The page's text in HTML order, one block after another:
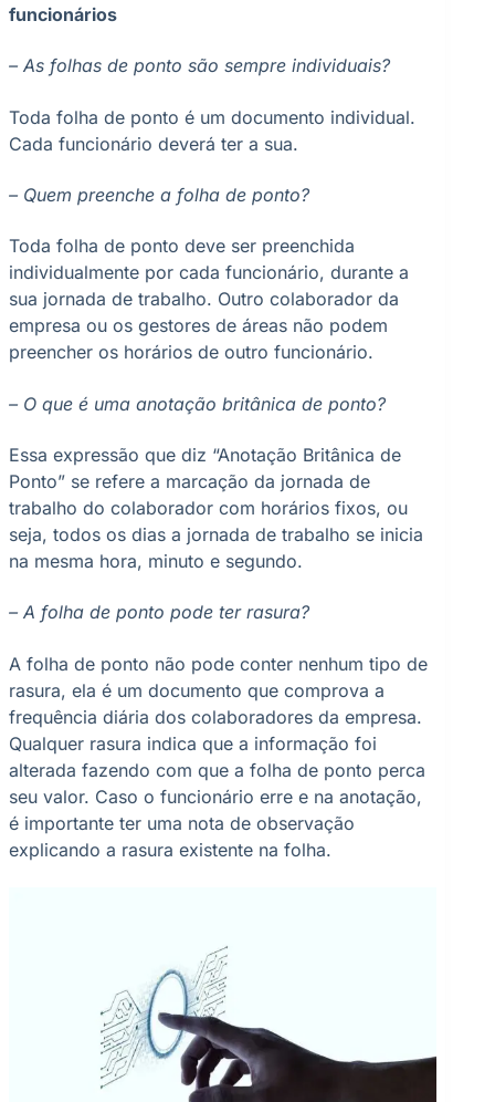
funcionários
– As folhas de ponto são sempre individuais?
Toda folha de ponto é um documento individual.
Cada funcionário deverá ter a sua.
– Quem preenche a folha de ponto?
Toda folha de ponto deve ser preenchida
individualmente por cada funcionário, durante a
sua jornada de trabalho. Outro colaborador da
empresa ou os gestores de áreas não podem
preencher os horários de outro funcionário.
– O que é uma anotação britânica de ponto?
Essa expressão que diz “Anotação Britânica de
Ponto” se refere a marcação da jornada de
trabalho do colaborador com horários fixos, ou
seja, todos os dias a jornada de trabalho se inicia
na mesma hora, minuto e segundo.
– A folha de ponto pode ter rasura?
A folha de ponto não pode conter nenhum tipo de
rasura, ela é um documento que comprova a
frequência diária dos colaboradores da empresa.
Qualquer rasura indica que a informação foi
alterada fazendo com que a folha de ponto perca
seu valor. Caso o funcionário erre e na anotação,
é importante ter uma nota de observação
explicando a rasura existente na folha.